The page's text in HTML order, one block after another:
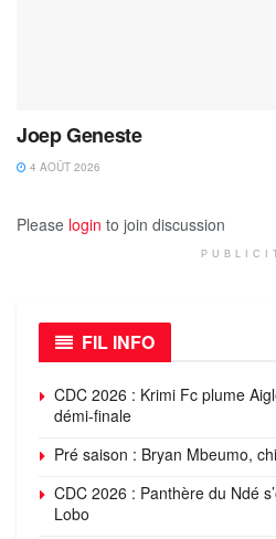
Joep Geneste
4 AOÛT 2026
Please login to join discussion
FIL INFO
CDC 2026 : Krimi Fc plume
démi-finale
Pré saison : Bryan Mbeumo,
CDC 2026 : Panthère du Ndé
Lobo